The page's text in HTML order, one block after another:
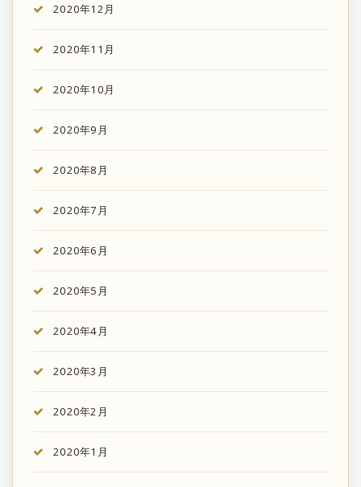
2020年12月
2020年11月
2020年10月
2020年9月
2020年8月
2020年7月
2020年6月
2020年5月
2020年4月
2020年3月
2020年2月
2020年1月